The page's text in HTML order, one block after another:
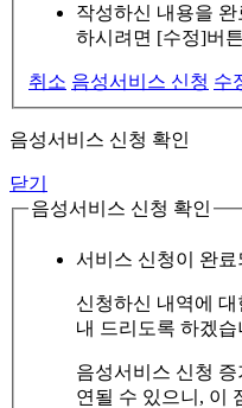
작성하신 내용을
하시려면 [수정]버
취소 음성서비스 신청 수
음성서비스 신청 확인
닫기
음성서비스 신청 확인
서비스 신청이 완료
신청하신 내역에
내 드리도록 하겠습
음성서비스 신청 증
연될 수 있으니, 이